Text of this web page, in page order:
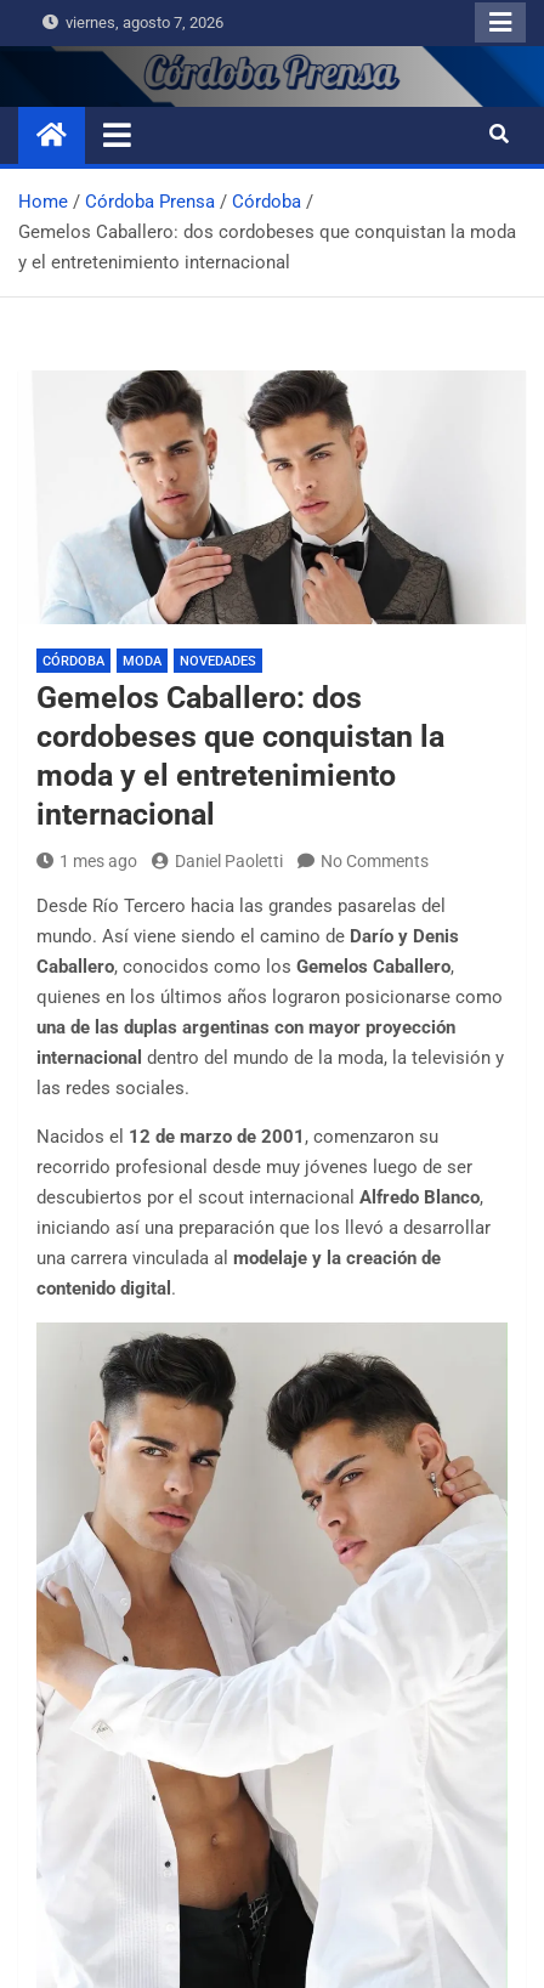
viernes, agosto 7, 2026
Home Córdoba Prensa
Córdoba
Gemelos Caballero: dos cordobeses que conquistan la moda
y el entretenimiento internacional
CÓRDOBA MODA NOVEDADES
Gemelos Caballero: dos
cordobeses que conquistan la
moda y el entretenimiento
internacional
1 mes ago Daniel Paoletti No Comments
Desde Río Tercero hacia las grandes pasarelas del
mundo. Así viene siendo el camino de Darío y Denis
Caballero, conocidos como los Gemelos Caballero,
quienes en los últimos años lograron posicionarse como
una de las duplas argentinas con mayor proyección
internacional dentro del mundo de la moda, la televisión y
las redes sociales.
Nacidos el 12 de marzo de 2001 , comenzaron su
recorrido profesional desde muy jóvenes luego de ser
descubiertos por el scout internacional Alfredo Blanco,
iniciando así una preparación que los llevó a desarrollar
una carrera vinculada al modelaje y la creación de
contenido digital .